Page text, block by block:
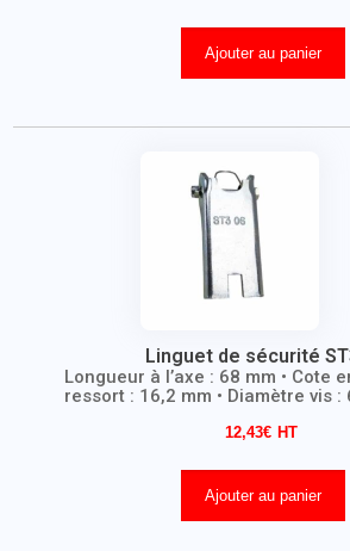
Ajouter au panier
Linguet de sécurité
Longueur à l’axe : 68 mm • Cote
ressort : 16,2 mm • Diamètre vis :
12,43€
Ajouter au panier